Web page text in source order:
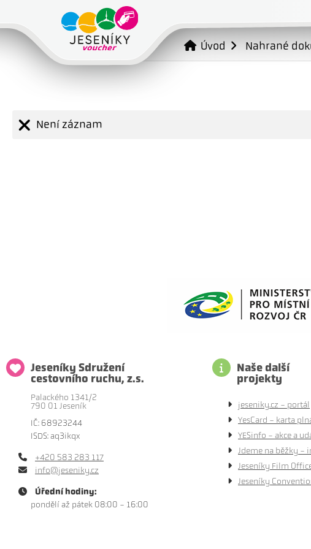
Úvod Nahrané
Není záznam
Jeseníky Sdružení
cestovního ruchu, z.s.
Palackého 1341/2
790 01 Jeseník
IČ: 68923244
ISDS: aq3ikqx
+420 583 283 117
info@jeseniky.cz
Úřední hodiny:
pondělí až pátek 08:00 - 16:00
Naše další
projekty
jeseniky.cz - portál
YesCard - karta
YESinfo - akce a
Jdeme na běžky -
Jeseníky Film
Jeseníky